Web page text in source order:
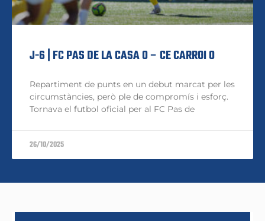
J-6 | FC PAS DE LA CASA 0 – CE CARROI 0
Repartiment de punts en un debut marcat per les
circumstàncies, però ple de compromís i esforç.
Tornava el futbol oficial per al FC Pas de
26/10/2025